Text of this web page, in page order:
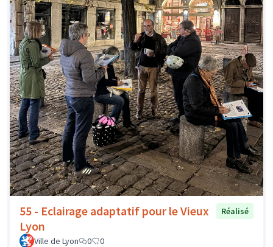
55 - Eclairage adaptatif pour le Vieux
Lyon
Réalisé
Ville de Lyon 0 0